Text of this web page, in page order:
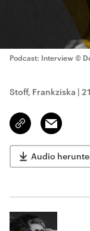
Podcast: Interview ©
Stoff, Frankziska |
Link
kopieren/teilen
Email
Audio